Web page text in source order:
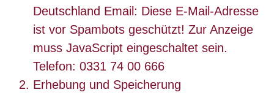
Deutschland Email: Diese E-Mail-Adresse
ist vor Spambots geschützt! Zur Anzeige
muss JavaScript eingeschaltet sein.
Telefon: 0331 74 00 666
Erhebung und Speicherung